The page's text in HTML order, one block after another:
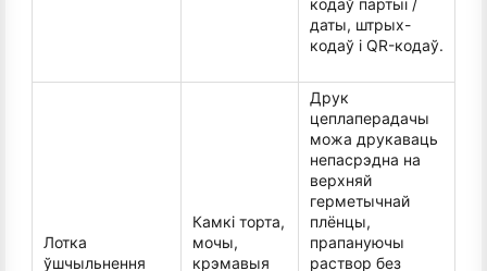
кодаў партыі /
даты, штрых-
кодаў і QR-кодаў.
Лотка
ўшчыльнення
Камкі торта,
мочы,
крэмавыя
Друк
цеплаперадачы
можа друкаваць
непасрэдна на
верхняй
герметычнай
плёнцы,
прапануючы
раствор без